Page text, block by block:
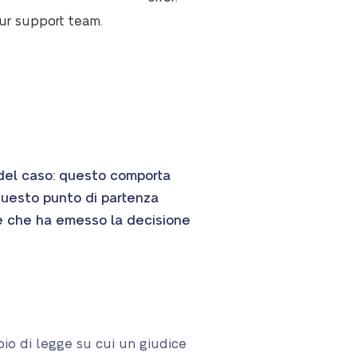
support team.
caso: questo comporta
punto di partenza
ha emesso la decisione
di legge su cui un giudice